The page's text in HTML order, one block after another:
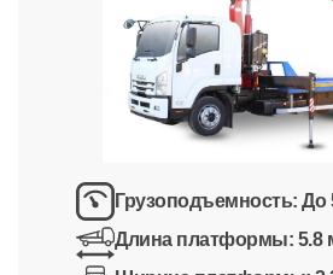
Грузоподъемность:До
Длина платформы: 5.8